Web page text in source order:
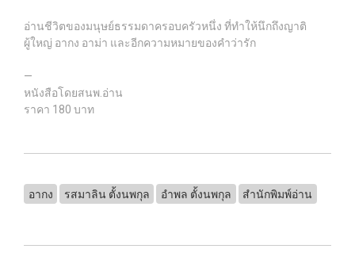
อ่านชีวิตของมนุษย์ธรรมดาครอบครัวหนึ่ง ที่ทำให้นึกถึงญาติ
ผู้ใหญ่ อากง อาม่า และอีกความหมายของคำว่ารัก
—
หนังสือโดยสนพ.อ่าน
ราคา 180 บาท
อากง รสมาลิน ตั้งนพกุล อำพล ตั้งนพกุล สำนักพิมพ์อ่าน